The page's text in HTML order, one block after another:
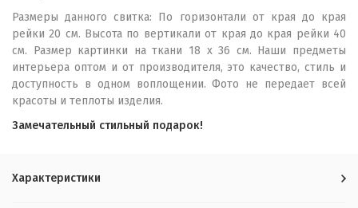
Размеры данного свитка: По горизонтали от края до края
рейки 20 см. Высота по вертикали от края до края рейки 40
см. Размер картинки на ткани 18 х 36 см. Наши предметы
интерьера оптом и от производителя, это качество, стиль и
доступность в одном воплощении. Фото не передает всей
красоты и теплоты изделия.
Замечательный стильный подарок!
Характеристики